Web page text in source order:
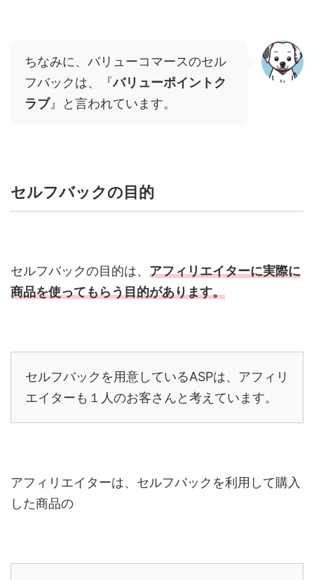
ちなみに、バリューコマースのセル
フバックは、『バリューポイントク
ラブ』と言われています。
セルフバックの目的
セルフバックの目的は、 アフィリエイターに実際に
商品を使ってもらう目的があります。
セルフバックを用意しているASPは、アフィリ
エイターも１人のお客さんと考えています。
アフィリエイターは、セルフバックを利用して購入
した商品の